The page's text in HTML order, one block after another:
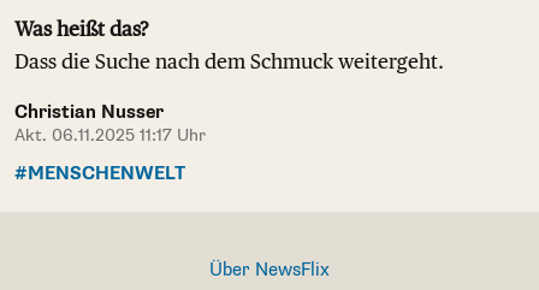
Was heißt das?
Dass die Suche nach dem Schmuck weitergeht.
Christian Nusser
Akt. 06.11.2025 11:17 Uhr
#MENSCHENWELT
Über NewsFlix